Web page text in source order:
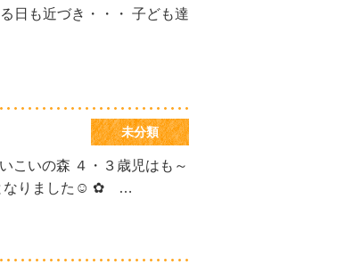
日も近づき・・・ 子ども達
未分類
こいの森 ４・３歳児はも～
となりました☺ ✿ …